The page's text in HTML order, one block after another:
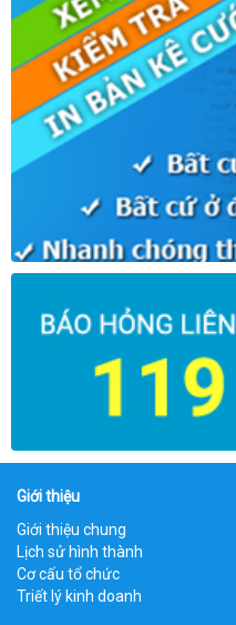
Giới thiệu
Giới thiệu chung
Lịch sử hình thành
Cơ cấu tổ chức
Triết lý kinh doanh